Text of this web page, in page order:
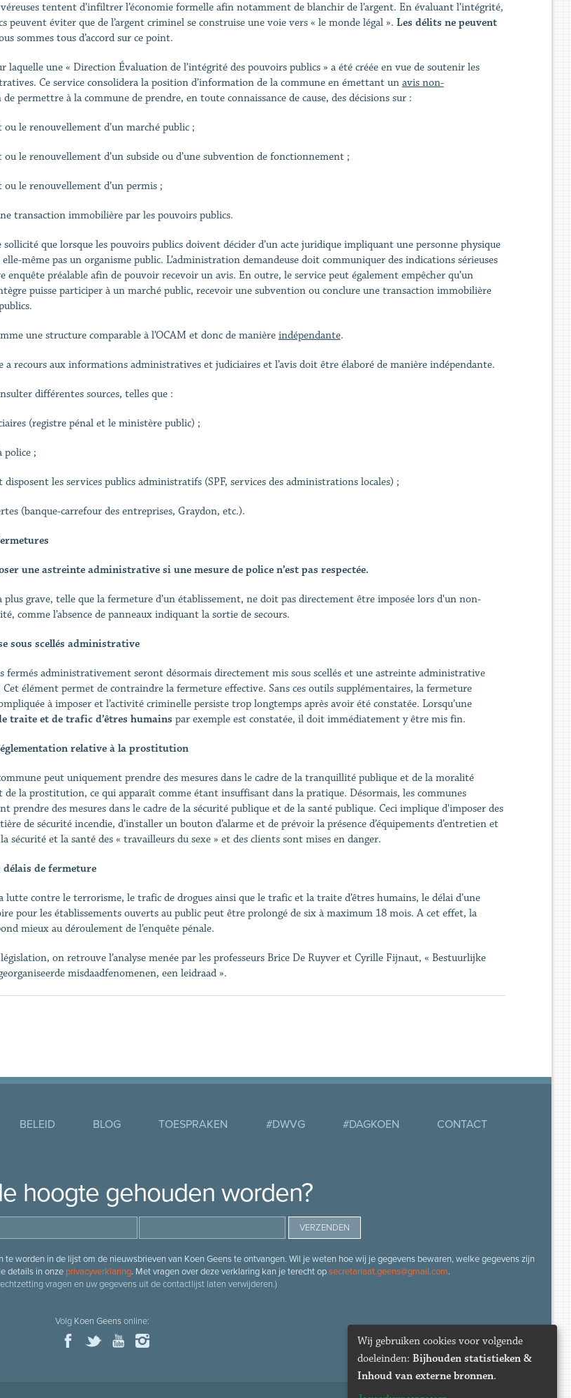
tentent d’infiltrer l’économie formelle afin notamment de blanchir de l’argent. En évaluant l’intégrité,
peuvent éviter que de l’argent criminel se construise une voie vers « le monde légal ». Les délits ne peuvent
sommes tous d’accord sur ce point.
laquelle une « Direction Évaluation de l’intégrité des pouvoirs publics » a été créée en vue de soutenir les
Ce service consolidera la position d’information de la commune en émettant un avis non-
permettre à la commune de prendre, en toute connaissance de cause, des décisions sur :
le renouvellement d’un marché public ;
le renouvellement d’un subside ou d’une subvention de fonctionnement ;
le renouvellement d’un permis ;
transaction immobilière par les pouvoirs publics.
sollicité que lorsque les pouvoirs publics doivent décider d’un acte juridique impliquant une personne physique
même pas un organisme public. L’administration demandeuse doit communiquer des indications sérieuses
enquête préalable afin de pouvoir recevoir un avis. En outre, le service peut également empêcher qu’un
puisse participer à un marché public, recevoir une subvention ou conclure une transaction immobilière
une structure comparable à l’OCAM et donc de manière indépendante.
a recours aux informations administratives et judiciaires et l’avis doit être élaboré de manière indépendante.
différentes sources, telles que :
(registre pénal et le ministère public) ;
police ;
disposent les services publics administratifs (SPF, services des administrations locales) ;
(banque-carrefour des entreprises, Graydon, etc.).
une astreinte administrative si une mesure de police n’est pas respectée.
plus grave, telle que la fermeture d’un établissement, ne doit pas directement être imposée lors d'un non-
comme l’absence de panneaux indiquant la sortie de secours.
sous scellés administrative
fermés administrativement seront désormais directement mis sous scellés et une astreinte administrative
Cet élément permet de contraindre la fermeture effective. Sans ces outils supplémentaires, la fermeture
à imposer et l’activité criminelle persiste trop longtemps après avoir été constatée. Lorsqu’une
traite et de trafic d’êtres humains par exemple est constatée, il doit immédiatement y être mis fin.
relative à la prostitution
peut uniquement prendre des mesures dans le cadre de la tranquillité publique et de la moralité
de la prostitution, ce qui apparaît comme étant insuffisant dans la pratique. Désormais, les communes
prendre des mesures dans le cadre de la sécurité publique et de la santé publique. Ceci implique d'imposer des
de sécurité incendie, d’installer un bouton d’alarme et de prévoir la présence d’équipements d’entretien et
la sécurité et la santé des « travailleurs du sexe » et des clients sont mises en danger.
de fermeture
lutte contre le terrorisme, le trafic de drogues ainsi que le trafic et la traite d’êtres humains, le délai d’une
pour les établissements ouverts au public peut être prolongé de six à maximum 18 mois. A cet effet, la
mieux au déroulement de l’enquête pénale.
on retrouve l’analyse menée par les professeurs Brice De Ruyver et Cyrille Fijnaut, « Bestuurlijke
misdaadfenomenen, een leidraad ».
BELEID BLOG TOESPRAKEN #DWVG #DAGKOEN CONTACT
hoogte gehouden worden?
worden in de lijst om de nieuwsbrieven van Koen Geens te ontvangen. Wil je weten hoe wij je gegevens bewaren, welke gegevens zijn
details in onze privacyverklaring. Met vragen over deze verklaring kan je terecht opsecretariaat.geens@gmail.com.
vragen en uw gegevens uit de contactlijst laten verwijderen.)
Volg Koen Geensonline:
Wij gebruiken cookies voor volgende
doeleinden: Bijhouden statistieken &
Inhoud van externe bronnen.